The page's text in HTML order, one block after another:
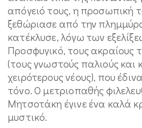
απόγειό τους, η προσωπική
ξεθώριασε από την
κατέκλυσε, λόγω των
Προσφυγικό, τους ακραίους
(τους γνωστούς παλιούς και
χειρότερους νέους), που
τόνο. Ο μετριοπαθής
Μητσοτάκη έγινε ένα καλά
μυστικό.